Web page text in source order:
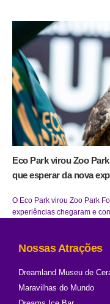
Eco Park virou Zoo
que esperar da nova
O Eco Park virou Zoo Park
experiências chegaram e
Nossas Atrações
Dreamland Museu de
Maravilhas do Mundo